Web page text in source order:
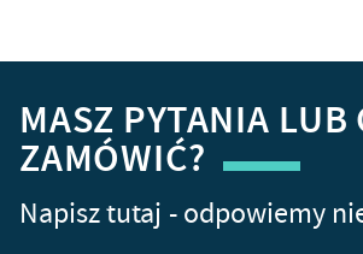
MASZ PYTANIA LUB
ZAMÓWIĆ?
Napisz tutaj - odpowiemy